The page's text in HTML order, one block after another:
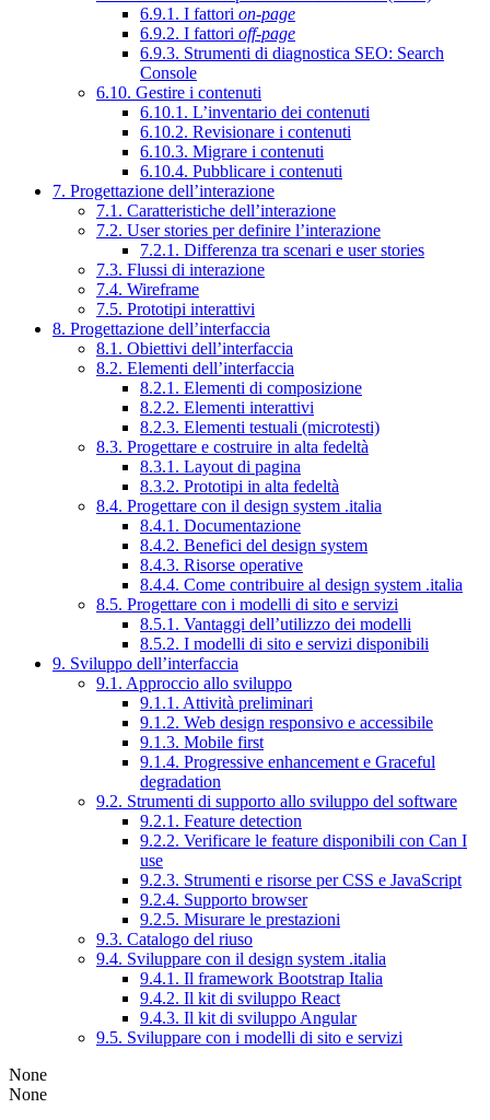
6.9.1. I fattori on-page
6.9.2. I fattori off-page
6.9.3. Strumenti di diagnostica SEO: Search
Console
6.10. Gestire i contenuti
6.10.1. L’inventario dei contenuti
6.10.2. Revisionare i contenuti
6.10.3. Migrare i contenuti
6.10.4. Pubblicare i contenuti
7. Progettazione dell’interazione
7.1. Caratteristiche dell’interazione
7.2. User stories per definire l’interazione
7.2.1. Differenza tra scenari e user stories
7.3. Flussi di interazione
7.4. Wireframe
7.5. Prototipi interattivi
8. Progettazione dell’interfaccia
8.1. Obiettivi dell’interfaccia
8.2. Elementi dell’interfaccia
8.2.1. Elementi di composizione
8.2.2. Elementi interattivi
8.2.3. Elementi testuali (microtesti)
8.3. Progettare e costruire in alta fedeltà
8.3.1. Layout di pagina
8.3.2. Prototipi in alta fedeltà
8.4. Progettare con il design system .italia
8.4.1. Documentazione
8.4.2. Benefici del design system
8.4.3. Risorse operative
8.4.4. Come contribuire al design system .italia
8.5. Progettare con i modelli di sito e servizi
8.5.1. Vantaggi dell’utilizzo dei modelli
8.5.2. I modelli di sito e servizi disponibili
9. Sviluppo dell’interfaccia
9.1. Approccio allo sviluppo
9.1.1. Attività preliminari
9.1.2. Web design responsivo e accessibile
9.1.3. Mobile first
9.1.4. Progressive enhancement e Graceful
degradation
9.2. Strumenti di supporto allo sviluppo del software
9.2.1. Feature detection
9.2.2. Verificare le feature disponibili con Can I
use
9.2.3. Strumenti e risorse per CSS e JavaScript
9.2.4. Supporto browser
9.2.5. Misurare le prestazioni
9.3. Catalogo del riuso
9.4. Sviluppare con il design system .italia
9.4.1. Il framework Bootstrap Italia
9.4.2. Il kit di sviluppo React
9.4.3. Il kit di sviluppo Angular
9.5. Sviluppare con i modelli di sito e servizi
None
None